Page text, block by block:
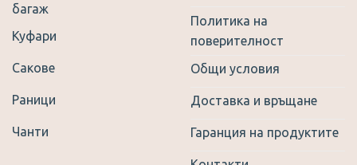
багаж
Куфари
Сакове
Раници
Чанти
Политика на
поверителност
Общи условия
Доставка и връщане
Гаранция на продуктите